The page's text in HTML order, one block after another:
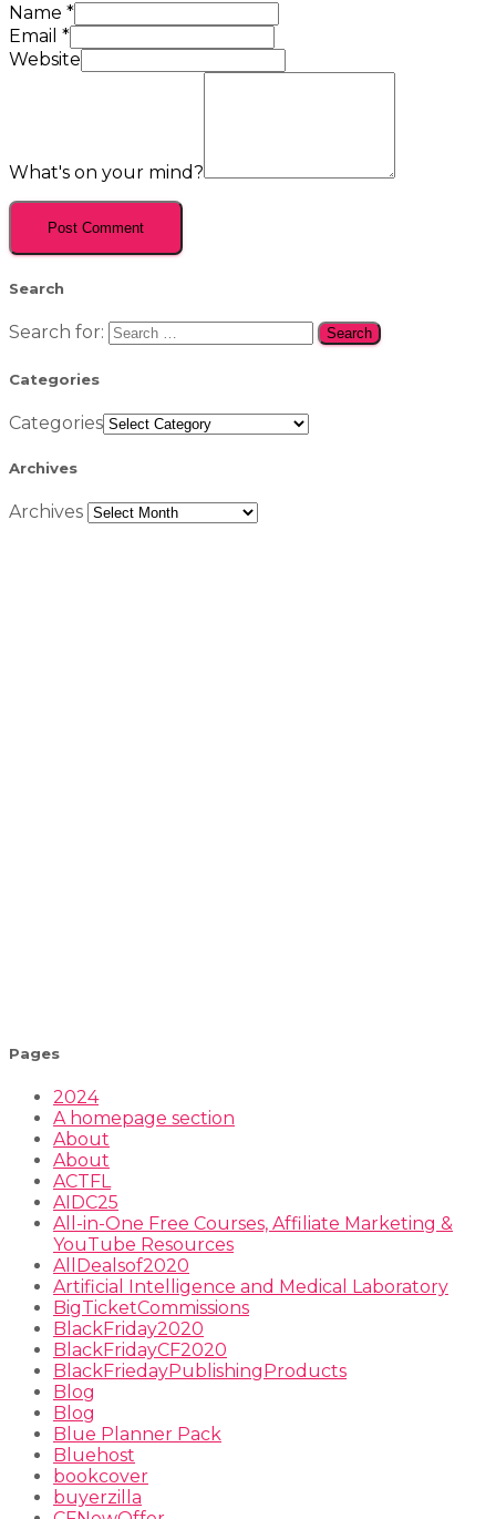
Name *
Email *
Website
What's on your mind?
Search
Search for:
Categories
Categories
Archives
Archives
Pages
2024
A homepage section
About
About
ACTFL
AIDC25
All-in-One Free Courses, Affiliate Marketing &
YouTube Resources
AllDealsof2020
Artificial Intelligence and Medical Laboratory
BigTicketCommissions
BlackFriday2020
BlackFridayCF2020
BlackFriedayPublishingProducts
Blog
Blog
Blue Planner Pack
Bluehost
bookcover
buyerzilla